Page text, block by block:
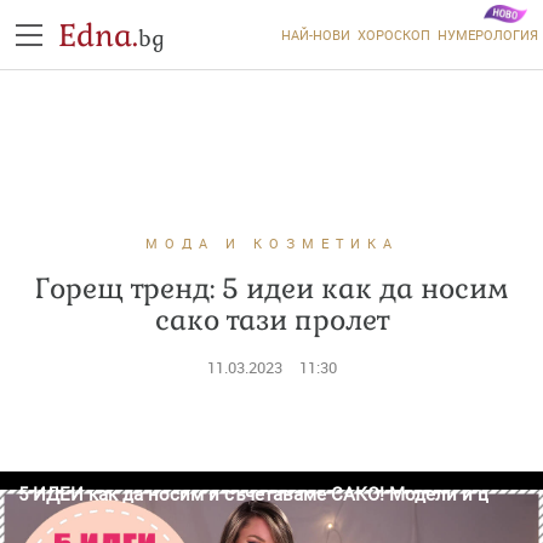
Edna.bg НАЙ-НОВИ ХОРОСКОП НУМЕРОЛОГИЯ
МОДА И КОЗМЕТИКА
Горещ тренд: 5 идеи как да носим
сако тази пролет
11.03.2023 11:30